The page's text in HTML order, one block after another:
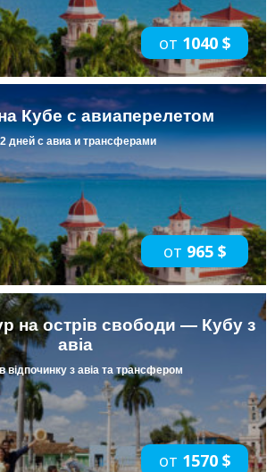
от 1040 $
Кубе с авиаперелетом
дней с авиа и трансферами
от 965 $
на острів свободи — Кубу з
авіа
відпочинку з авіа та трансфером
от 1570 $